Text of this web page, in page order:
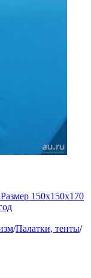
150х150х170
/Палатки, тенты/